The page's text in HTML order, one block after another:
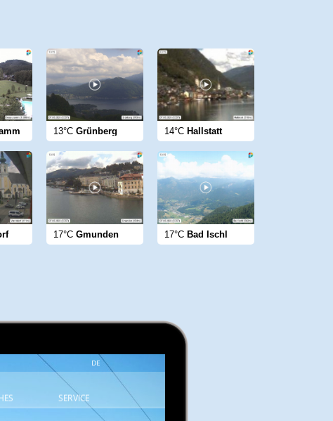
13°C Grünberg 14°C Hallstatt
17°C Gmunden 17°C Bad Ischl